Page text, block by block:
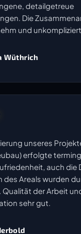
detailgetreue
Die
und
Wüthrich
unseres
erfolgte
auch die
des Areals wurden
Qualität der Arbeit
sehr gut.